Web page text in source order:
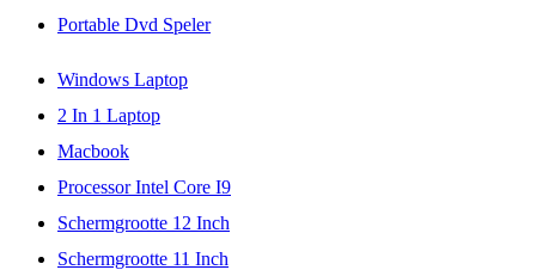
Portable Dvd Speler
Windows Laptop
2 In 1 Laptop
Macbook
Processor Intel Core I9
Schermgrootte 12 Inch
Schermgrootte 11 Inch